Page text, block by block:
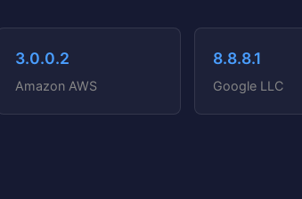
3.0.0.2
Amazon AWS
8.8.8.1
Google LLC